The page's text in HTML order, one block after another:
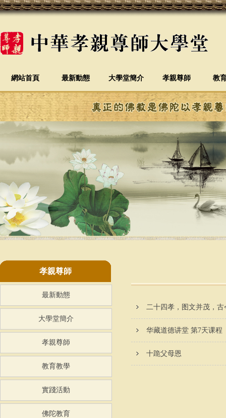
網站首頁 最新動態 大學堂簡介 孝親尊師 教
孝親尊師
最新動態
大學堂簡介
孝親尊師
教育教學
實踐活動
佛陀教育
二十四孝，图文并茂，
华藏道德讲堂 第7天课程
​十跪父母恩